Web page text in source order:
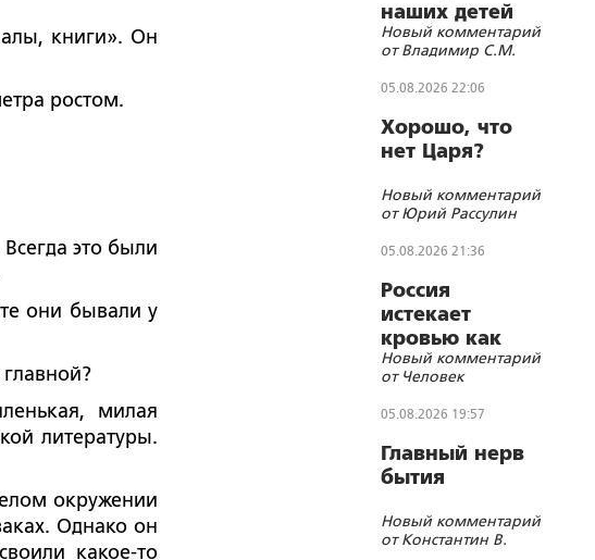
книги». Он
ростом.
это были
они бывали у
милая
литературы.
окружении
Однако он
какое-то
наших детей
«бегущий
гуру»?
Новый комментарий
от Владимир С.М.
05.08.2026 22:06
Хорошо, что
нет Царя?
Новый комментарий
от Юрий Рассулин
05.08.2026 21:36
Россия
истекает
кровью как
жертвенное
животное?
Новый комментарий
от Человек
05.08.2026 19:57
Главный нерв
бытия
Новый комментарий
от Константин В.